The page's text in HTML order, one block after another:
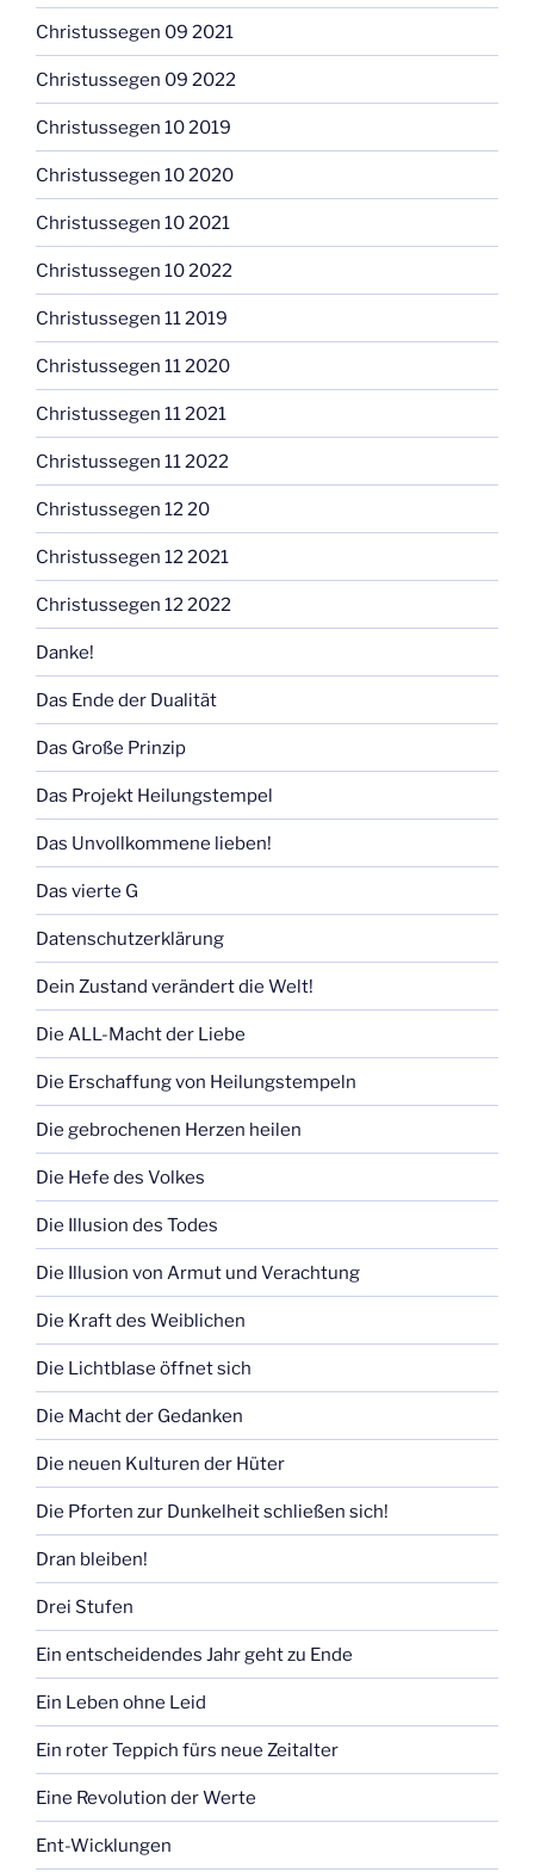
Christussegen 09 2021
Christussegen 09 2022
Christussegen 10 2019
Christussegen 10 2020
Christussegen 10 2021
Christussegen 10 2022
Christussegen 11 2019
Christussegen 11 2020
Christussegen 11 2021
Christussegen 11 2022
Christussegen 12 20
Christussegen 12 2021
Christussegen 12 2022
Danke!
Das Ende der Dualität
Das Große Prinzip
Das Projekt Heilungstempel
Das Unvollkommene lieben!
Das vierte G
Datenschutzerklärung
Dein Zustand verändert die Welt!
Die ALL-Macht der Liebe
Die Erschaffung von Heilungstempeln
Die gebrochenen Herzen heilen
Die Hefe des Volkes
Die Illusion des Todes
Die Illusion von Armut und Verachtung
Die Kraft des Weiblichen
Die Lichtblase öffnet sich
Die Macht der Gedanken
Die neuen Kulturen der Hüter
Die Pforten zur Dunkelheit schließen sich!
Dran bleiben!
Drei Stufen
Ein entscheidendes Jahr geht zu Ende
Ein Leben ohne Leid
Ein roter Teppich fürs neue Zeitalter
Eine Revolution der Werte
Ent-Wicklungen